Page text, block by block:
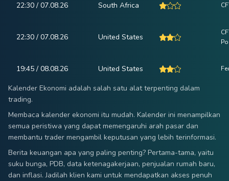
22:30 / 07.08.26 South Africa
22:30 / 07.08.26 United States
19:45 / 08.08.26 United States
Kalender Ekonomi adalah salah satu alat terpenting dalam
trading.
Membaca kalender ekonomi itu mudah. Kalender ini menampilkan
semua peristiwa yang dapat memengaruhi arah pasar dan
membantu trader mengambil keputusan yang lebih terinformasi.
Berita keuangan apa yang paling penting? Pertama-tama, yaitu
suku bunga, PDB, data ketenagakerjaan, penjualan rumah baru,
dan inflasi. Jadilah klien kami untuk mendapatkan akses penuh